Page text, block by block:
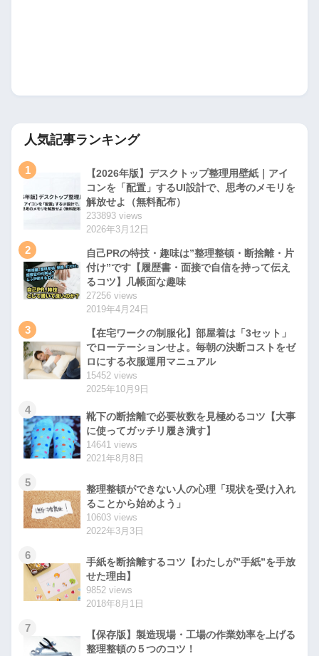
人気記事ランキング
1
【2026年版】デスクトップ整理用壁紙｜アイ
コンを「配置」するUI設計で、思考のメモリを
解放せよ（無料配布）
233893 views
2026年3月12日
2
自己PRの特技・趣味は”整理整頓・断捨離・片
付け”です【履歴書・面接で自信を持って伝え
るコツ】几帳面な趣味
27256 views
2019年4月24日
3
【在宅ワークの制服化】部屋着は「3セット」
でローテーションせよ。毎朝の決断コストをゼ
ロにする衣服運用マニュアル
15452 views
2025年10月9日
4
靴下の断捨離で必要枚数を見極めるコツ【大事
に使ってガッチリ履き潰す】
14641 views
2021年8月8日
5
整理整頓ができない人の心理「現状を受け入れ
ることから始めよう」
10603 views
2022年3月3日
6
手紙を断捨離するコツ【わたしが”手紙”を手放
せた理由】
9852 views
2018年8月1日
7
【保存版】製造現場・工場の作業効率を上げる
整理整頓の５つのコツ！